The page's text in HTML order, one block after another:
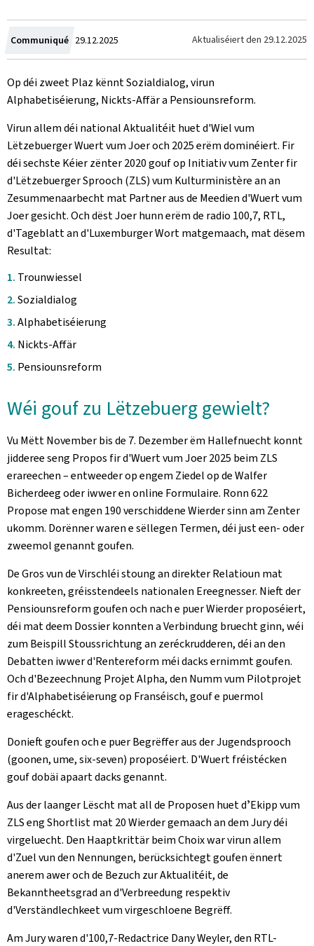
Communiqué Crée
le
29.12.2025 Aktualiséiert den 29.12.2025
Op déi zweet Plaz kënnt Sozialdialog, virun
Alphabetiséierung, Nickts-Affär a Pensiounsreform.
Virun allem déi national Aktualitéit huet d'Wiel vum
Lëtzebuerger Wuert vum Joer och 2025 erëm dominéiert. Fir
déi sechste Kéier zënter 2020 gouf op Initiativ vum Zenter fir
d'Lëtzebuerger Sprooch (ZLS) vum Kulturministère an an
Zesummenaarbecht mat Partner aus de Meedien d'Wuert vum
Joer gesicht. Och dëst Joer hunn erëm de radio 100,7, RTL,
d'Tageblatt an d'Luxemburger Wort matgemaach, mat dësem
Resultat:
Trounwiessel
Sozialdialog
Alphabetiséierung
Nickts-Affär
Pensiounsreform
Wéi gouf zu Lëtzebuerg gewielt?
Vu Mëtt November bis de 7. Dezember ëm Hallefnuecht konnt
jidderee seng Propos fir d'Wuert vum Joer 2025 beim ZLS
erareechen – entweeder op engem Ziedel op de Walfer
Bicherdeeg oder iwwer en online Formulaire. Ronn 622
Propose mat engen 190 verschiddene Wierder sinn am Zenter
ukomm. Dorënner waren e sëllegen Termen, déi just een- oder
zweemol genannt goufen.
De Gros vun de Virschléi stoung an direkter Relatioun mat
konkreeten, gréisstendeels nationalen Ereegnesser. Nieft der
Pensiounsreform goufen och nach e puer Wierder proposéiert,
déi mat deem Dossier konnten a Verbindung bruecht ginn, wéi
zum Beispill Stoussrichtung an zeréckrudderen, déi an den
Debatten iwwer d'Rentereform méi dacks ernimmt goufen.
Och d'Bezeechnung Projet Alpha, den Numm vum Pilotprojet
fir d'Alphabetiséierung op Franséisch, gouf e puermol
erageschéckt.
Donieft goufen och e puer Begrëffer aus der Jugendsprooch
(goonen, ume, six-seven) proposéiert. D'Wuert fréistécken
gouf dobäi apaart dacks genannt.
Aus der laanger Lëscht mat all de Proposen huet dʼEkipp vum
ZLS eng Shortlist mat 20 Wierder gemaach an dem Jury déi
virgeluecht. Den Haaptkrittär beim Choix war virun allem
d'Zuel vun den Nennungen, berücksichtegt goufen ënnert
anerem awer och de Bezuch zur Aktualitéit, de
Bekanntheetsgrad an d'Verbreedung respektiv
d'Verständlechkeet vum virgeschloene Begrëff.
Am Jury waren d'100,7-Redactrice Dany Weyler, den RTL-